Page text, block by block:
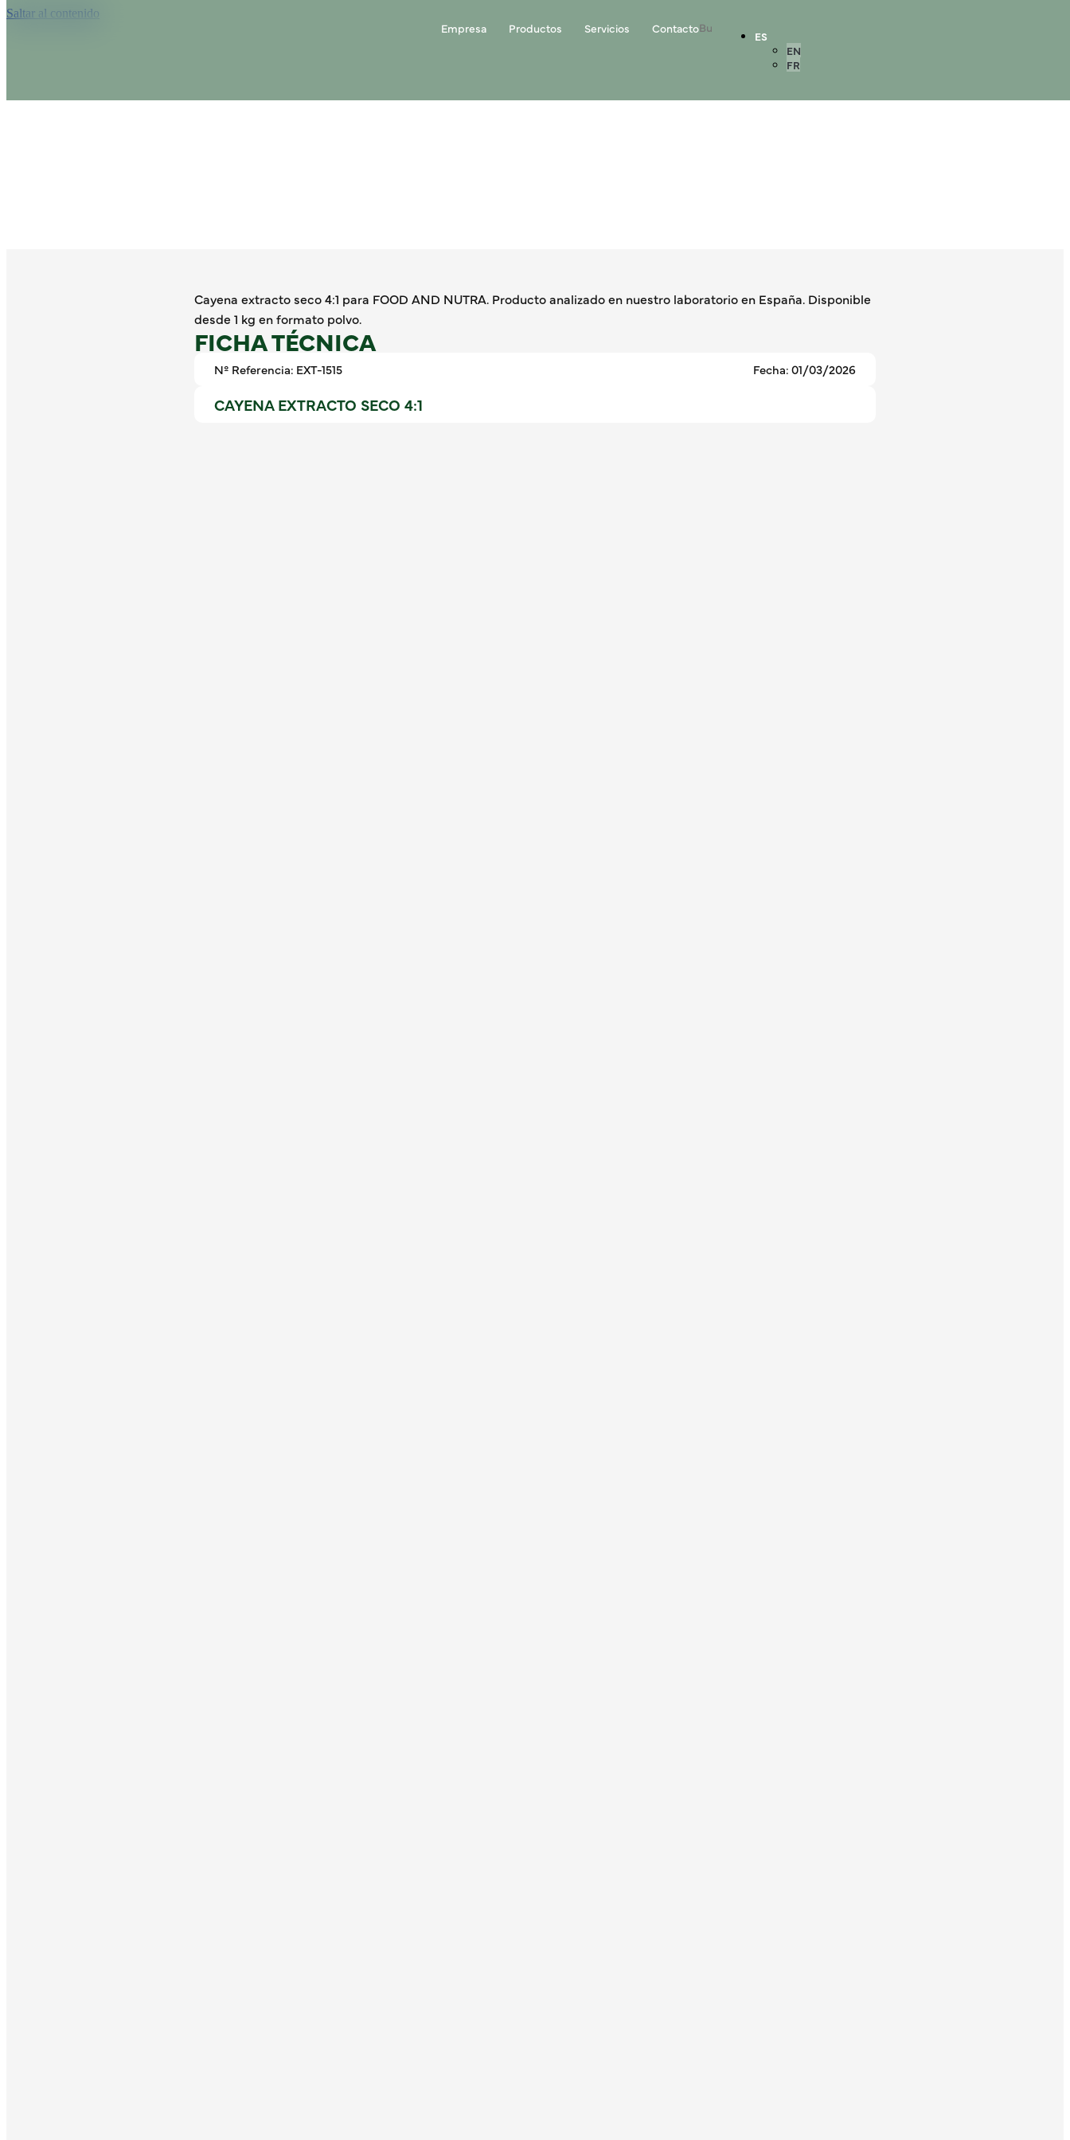
Saltar al contenido
Empresa Productos Servicios Contacto
ES
EN
FR
Cayena extracto seco 4:1 para FOOD AND NUTRA. Producto analizado en nuestro laboratorio en España. Disponible
desde 1 kg en formato polvo.
FICHA TÉCNICA
Nº Referencia: EXT-1515 Fecha: 01/03/2026
CAYENA EXTRACTO SECO 4:1